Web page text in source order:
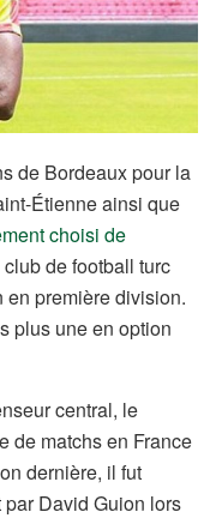
de Bordeaux pour la
Étienne ainsi que
choisi de
club de football turc
en première division.
plus une en option
central, le
de matchs en France
dernière, il fut
David Guion lors